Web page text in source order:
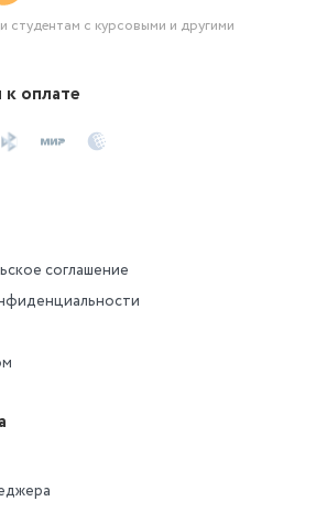
студентам с курсовыми и другими
оплате
соглашение